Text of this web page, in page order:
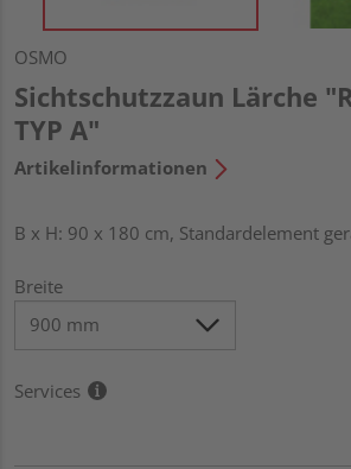
OSMO
Sichtschutzzaun Lärche
TYP A"
Artikelinformationen
B x H: 90 x 180 cm, Standardelement
Breite
Services